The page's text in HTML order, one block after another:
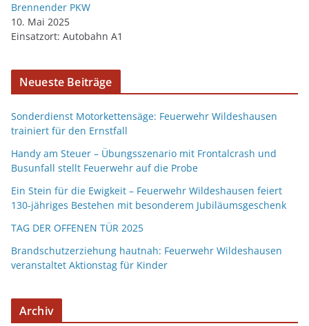
Brennender PKW
10. Mai 2025
Einsatzort: Autobahn A1
Neueste Beiträge
Sonderdienst Motorkettensäge: Feuerwehr Wildeshausen
trainiert für den Ernstfall
Handy am Steuer – Übungsszenario mit Frontalcrash und
Busunfall stellt Feuerwehr auf die Probe
Ein Stein für die Ewigkeit – Feuerwehr Wildeshausen feiert
130-jähriges Bestehen mit besonderem Jubiläumsgeschenk
TAG DER OFFENEN TÜR 2025
Brandschutzerziehung hautnah: Feuerwehr Wildeshausen
veranstaltet Aktionstag für Kinder
Archiv